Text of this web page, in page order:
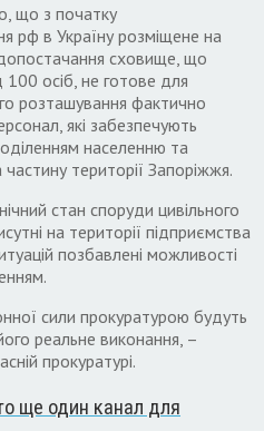
що з початку
рф в Україну розміщене на
сховище, що
осіб, не готове для
розташування фактично
які забезпечують
населенню та
території Запоріжжя.
стан споруди цивільного
на території підприємства
позбавлені можливості
сили прокуратурою будуть
реальне виконання, –
прокуратурі.
ще один канал для